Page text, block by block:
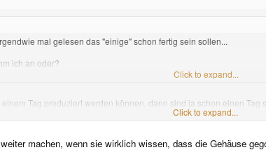
mal gelesen das "einige" schon fertig sein sollen...
ich an oder?
geht weiter, sobald es mit den Gehäusen los geht.Click to expand...
Tag produziert werden können, dann sind ja schon einen
Stück an einem Tag wird man davon wohl eher nicht produzieren
Click to expand...
machen, wenn sie wirklich wissen, dass die Gehäuse